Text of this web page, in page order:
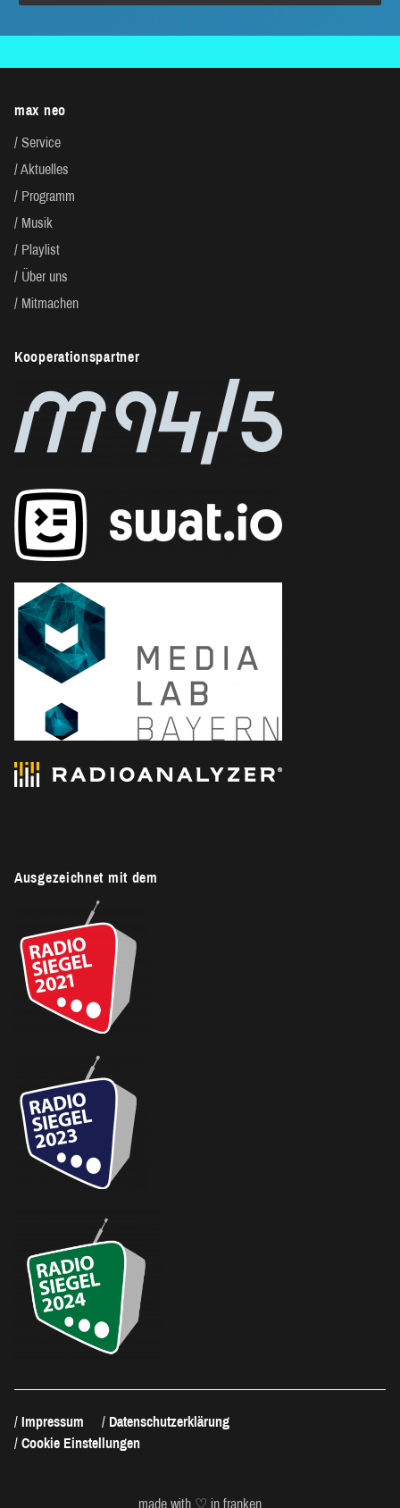
max neo
Service
Aktuelles
Programm
Musik
Playlist
Über uns
Mitmachen
Kooperationspartner
Ausgezeichnet mit dem
Impressum
Datenschutzerklärung
Cookie Einstellungen
made with ♡ in franken